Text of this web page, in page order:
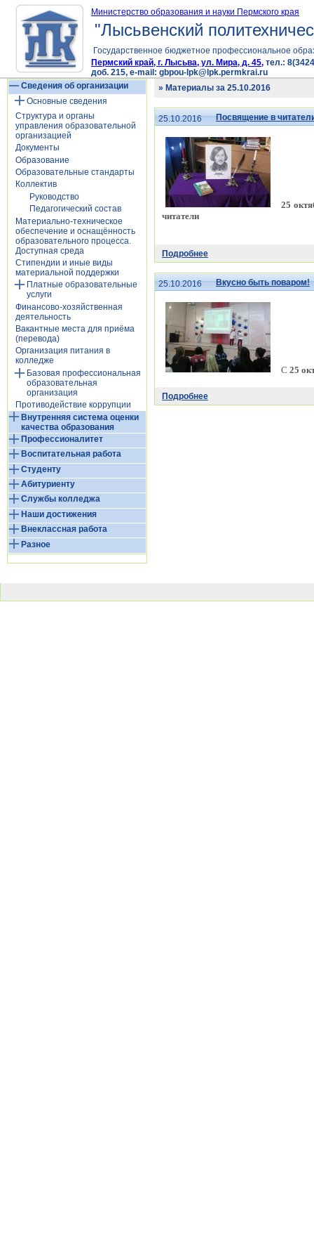
Министерство образования и науки Пермского края
"Лысьвенский
Государственное бюджетное профессиональное
Пермский край, г. Лысьва, ул. Мира, д. 45, тел.:
доб. 215, e-mail: gbpou-lpk@lpk.permkrai.ru
Сведения об организации
Основные сведения
Структура и органы
управления образовательной
организацией
Документы
Образование
Образовательные стандарты
Коллектив
Руководство
Педагогический состав
Материально-техническое
обеспечение и оснащённость
образовательного процесса.
Доступная среда
Стипендии и иные виды
материальной поддержки
Платные образовательные
услуги
Финансово-хозяйственная
деятельность
Вакантные места для приёма
(перевода)
Организация питания в
колледже
Базовая профессиональная
образовательная
организация
Противодействие коррупции
Внутренняя система оценки
качества образования
Профессионалитет
Воспитательная работа
Студенту
Абитуриенту
Службы колледжа
Наши достижения
Внеклассная работа
Разное
» Материалы за 25.10.2016
25.10.2016 Посвящение в
25
читатели
Подробнее
25.10.2016 Вкусно быть поваром!
С 25
Подробнее